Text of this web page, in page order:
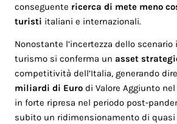
conseguente ricerca di mete meno
turisti italiani e internazionali.
Nonostante l’incertezza dello scenario
turismo si conferma unasset
competitività dell’Italia, generando
miliardi di Euro di Valore Aggiunto
in forte ripresa nel periodo post-
subito un ridimensionamento di